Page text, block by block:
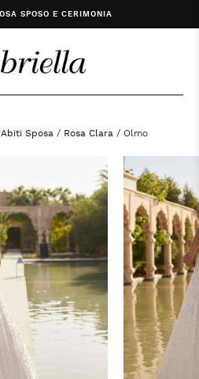
SPOSO E CERIMONIA
Abiti Sposa / Rosa Clara / Olmo